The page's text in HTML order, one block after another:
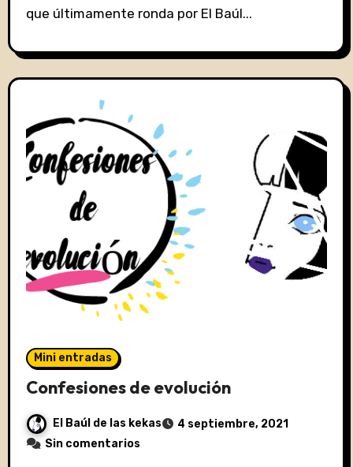
que últimamente ronda por El Baúl...
Mini entradas
Confesiones de evolución
El Baúl de las kekas
4 septiembre, 2021
Sin comentarios